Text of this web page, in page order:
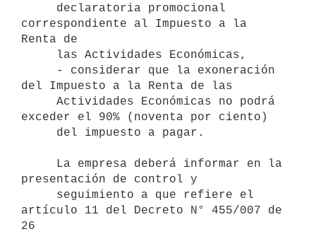
correspondiente al Impuesto a la
Renta de
del Impuesto a la Renta de las
exceder el 90% (noventa por ciento)
presentación de control y
artículo 11 del Decreto N° 455/007 de
26